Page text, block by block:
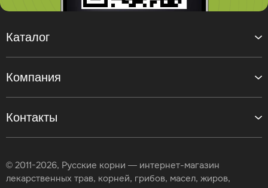
Контакты
Каталог
Компания
© 2011-2026, Русские корни — интернет-магазин
лекарственных трав, корней, грибов, масел, жиров,